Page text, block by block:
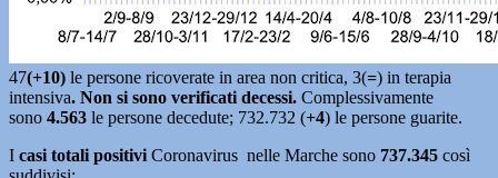
47(+10) le persone ricoverate in area non critica, 3(=) in terapia
intensiva. Non si sono verificati decessi. Complessivamente
sono 4.563 le persone decedute; 732.732 (+4) le persone guarite.
I casi totali positivi Coronavirus nelle Marche sono 737.345 così